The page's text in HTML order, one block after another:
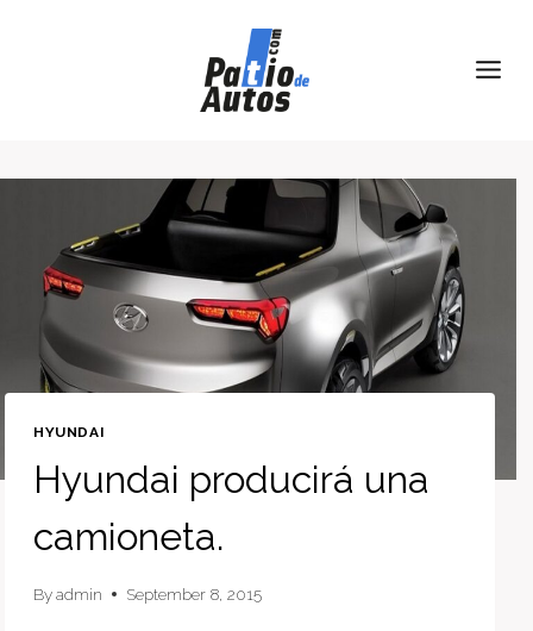
HYUNDAI
Hyundai producirá una
camioneta.
Byadmin September 8, 2015